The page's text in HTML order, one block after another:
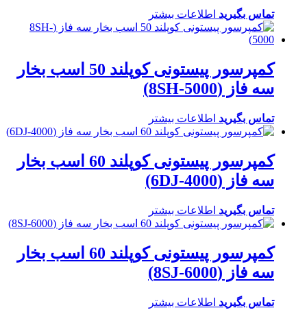
تماس بگیرید اطلاعات بیشتر
کمپرسور پیستونی کوپلند 50 اسب بخار
سه فاز (8SH-5000)
تماس بگیرید اطلاعات بیشتر
کمپرسور پیستونی کوپلند 60 اسب بخار
سه فاز (6DJ-4000)
تماس بگیرید اطلاعات بیشتر
کمپرسور پیستونی کوپلند 60 اسب بخار
سه فاز (8SJ-6000)
تماس بگیرید اطلاعات بیشتر